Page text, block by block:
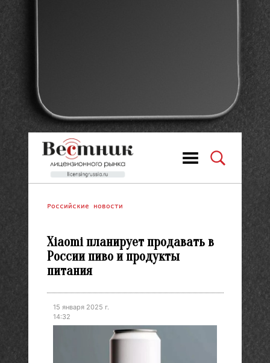
Российские новости
Xiaomi планирует продавать в
России пиво и продукты
питания
15 января 2025 г.
14:32